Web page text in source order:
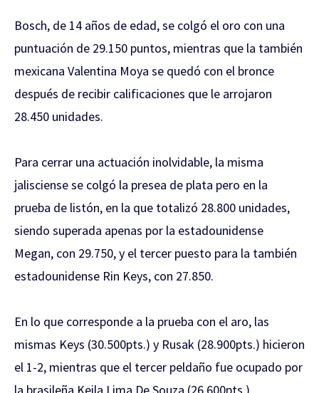
Bosch, de 14 años de edad, se colgó el oro con una
puntuación de 29.150 puntos, mientras que la también
mexicana Valentina Moya se quedó con el bronce
después de recibir calificaciones que le arrojaron
28.450 unidades.
Para cerrar una actuación inolvidable, la misma
jalisciense se colgó la presea de plata pero en la
prueba de listón, en la que totalizó 28.800 unidades,
siendo superada apenas por la estadounidense
Megan, con 29.750, y el tercer puesto para la también
estadounidense Rin Keys, con 27.850.
En lo que corresponde a la prueba con el aro, las
mismas Keys (30.500pts.) y Rusak (28.900pts.) hicieron
el 1-2, mientras que el tercer peldaño fue ocupado por
la brasileña Keila Lima De Souza (26.600pts.).